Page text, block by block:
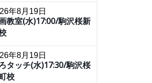
年8月19日
教室(水)17:00/駒沢桜新
年8月19日
タッチ(水)17:30/駒沢桜
校